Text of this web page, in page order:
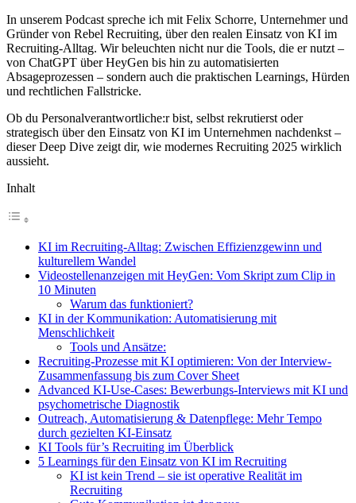
In unserem Podcast spreche ich mit Felix Schorre, Unternehmer und
Gründer von Rebel Recruiting, über den realen Einsatz von KI im
Recruiting-Alltag. Wir beleuchten nicht nur die Tools, die er nutzt –
von ChatGPT über HeyGen bis hin zu automatisierten
Absageprozessen – sondern auch die praktischen Learnings, Hürden
und rechtlichen Fallstricke.
Ob du Personalverantwortliche:r bist, selbst rekrutierst oder
strategisch über den Einsatz von KI im Unternehmen nachdenkst –
dieser Deep Dive zeigt dir, wie modernes Recruiting 2025 wirklich
aussieht.
Inhalt
KI im Recruiting-Alltag: Zwischen Effizienzgewinn und
kulturellem Wandel
Videostellenanzeigen mit HeyGen: Vom Skript zum Clip in
10 Minuten
Warum das funktioniert?
KI in der Kommunikation: Automatisierung mit
Menschlichkeit
Tools und Ansätze:
Recruiting-Prozesse mit KI optimieren: Von der Interview-
Zusammenfassung bis zum Cover Sheet
Advanced KI-Use-Cases: Bewerbungs-Interviews mit KI und
psychometrische Diagnostik
Outreach, Automatisierung & Datenpflege: Mehr Tempo
durch gezielten KI-Einsatz
KI Tools für’s Recruiting im Überblick
5 Learnings für den Einsatz von KI im Recruiting
KI ist kein Trend – sie ist operative Realität im
Recruiting